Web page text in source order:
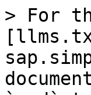
> For